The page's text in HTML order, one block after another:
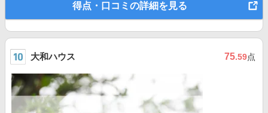
得点・口コミの詳細を見る
大和ハウス 75.59点